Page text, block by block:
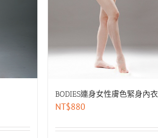
BODIES連身女性膚色緊身內衣
NT$880